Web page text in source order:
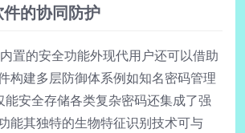
的协同防护
置的安全功能外现代用户还可以借助
构建多层防御体系例如知名密码管理
能安全存储各类复杂密码还集成了强
能其独特的生物特征识别技术可与